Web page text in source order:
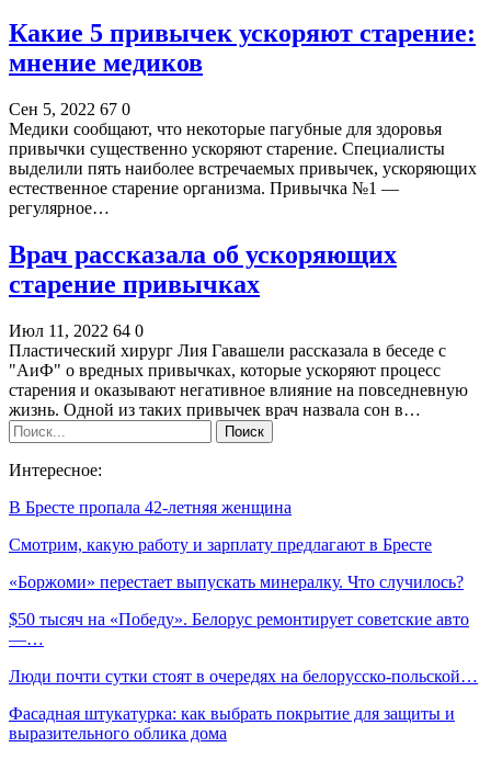
Какие 5 привычек ускоряют старение:
мнение медиков
Сен 5, 2022 67 0
Медики сообщают, что некоторые пагубные для здоровья
привычки существенно ускоряют старение. Специалисты
выделили пять наиболее встречаемых привычек, ускоряющих
естественное старение организма. Привычка №1 —
регулярное…
Врач рассказала об ускоряющих
старение привычках
Июл 11, 2022 64 0
Пластический хирург Лия Гавашели рассказала в беседе с
"АиФ" о вредных привычках, которые ускоряют процесс
старения и оказывают негативное влияние на повседневную
жизнь. Одной из таких привычек врач назвала сон в…
Интересное:
В Бресте пропала 42-летняя женщина
Смотрим, какую работу и зарплату предлагают в Бресте
«Боржоми» перестает выпускать минералку. Что случилось?
$50 тысяч на «Победу». Белорус ремонтирует советские авто
—…
Люди почти сутки стоят в очередях на белорусско-польской…
Фасадная штукатурка: как выбрать покрытие для защиты и
выразительного облика дома